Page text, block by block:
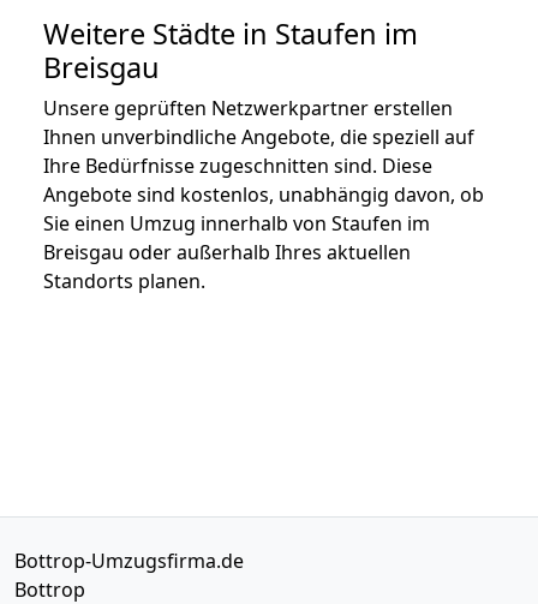
Weitere Städte in Staufen im
Breisgau
Unsere geprüften Netzwerkpartner erstellen
Ihnen unverbindliche Angebote, die speziell auf
Ihre Bedürfnisse zugeschnitten sind. Diese
Angebote sind kostenlos, unabhängig davon, ob
Sie einen Umzug innerhalb von Staufen im
Breisgau oder außerhalb Ihres aktuellen
Standorts planen.
Bottrop-Umzugsfirma.de
Bottrop